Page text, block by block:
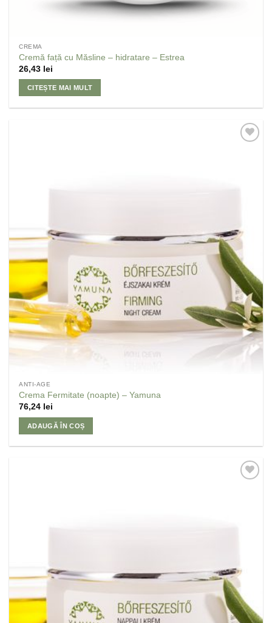
CREMA
Cremă față cu Măsline – hidratare – Estrea
26,43 lei
CITEȘTE MAI MULT
ANTI-AGE
Crema Fermitate (noapte) – Yamuna
76,24 lei
ADAUGĂ ÎN COȘ